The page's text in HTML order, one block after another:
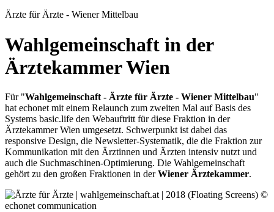
Ärzte für Ärzte - Wiener Mittelbau
Wahlgemeinschaft in der
Ärztekammer Wien
Für "Wahlgemeinschaft - Ärzte für Ärzte - Wiener Mittelbau"
hat echonet mit einem Relaunch zum zweiten Mal auf Basis des
Systems basic.life den Webauftritt für diese Fraktion in der
Ärztekammer Wien umgesetzt. Schwerpunkt ist dabei das
responsive Design, die Newsletter-Systematik, die die Fraktion zur
Kommunikation mit den Ärztinnen und Ärzten intensiv nutzt und
auch die Suchmaschinen-Optimierung. Die Wahlgemeinschaft
gehört zu den großen Fraktionen in derWiener Ärztekammer.